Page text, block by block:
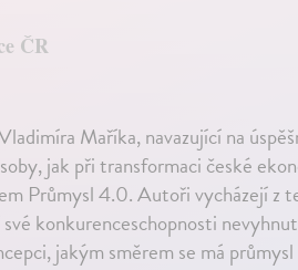
ČR
Maříka, navazující na
jak při transformaci české
Průmysl 4.0. Autoři vycházejí z
konkurenceschopnosti
jakým směrem se má průmysl